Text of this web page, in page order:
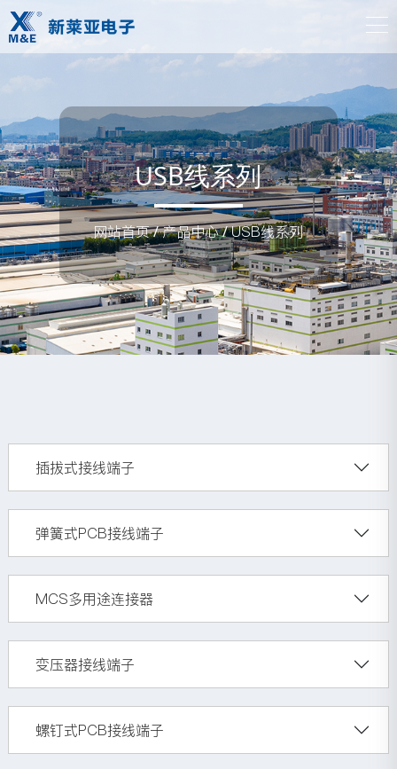
USB线系列
网站首页/产品中心/USB线系列
插拔式接线端子
弹簧式PCB接线端子
MCS多用途连接器
变压器接线端子
螺钉式PCB接线端子